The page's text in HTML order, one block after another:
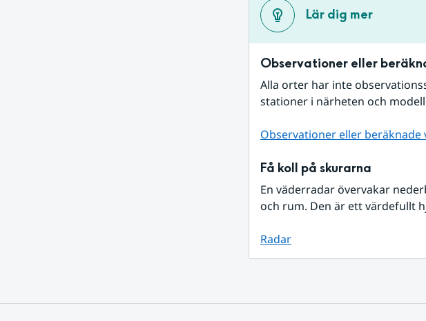
Lär dig mer
Observationer eller
Alla orter har inte
stationer i närheten och
Observationer eller beräknade
Få koll på skurarna
En väderradar övervakar
och rum. Den är ett värdefullt
Radar